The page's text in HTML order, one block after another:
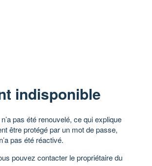
indisponible
pas été renouvelé, ce qui explique
être protégé par un mot de passe,
pas été réactivé.
pouvez contacter le propriétaire du